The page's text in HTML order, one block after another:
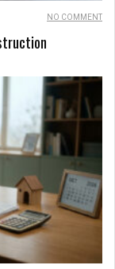
NO COMMENT